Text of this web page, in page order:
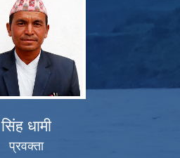
सिंह धामी
प्रवक्ता